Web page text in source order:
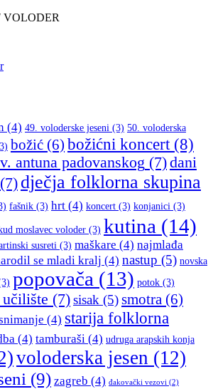
VOLODER
(4) 49. voloderske jeseni (3) 50. voloderska
božić (6) božićni koncert (8)
antuna padovanskog (7)dani
(7) dječja folklorna skupina
fašnik (3) hrt (4) koncert (3) konjanici (3)
moslavec voloder (3) kutina (14)
susreti (3) maškare (4) najmlađa
se mladi kralj (4) nastup (5) novska
popovača (13) potok (3)
(7)sisak (5)smotra (6)
(4) starija folklorna
(4) tamburaši (4) udruga arapskih konja
voloderska jesen (12)
(9) zagreb (4) đakovački vezovi (2)